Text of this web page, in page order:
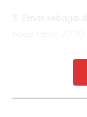
pendapatan